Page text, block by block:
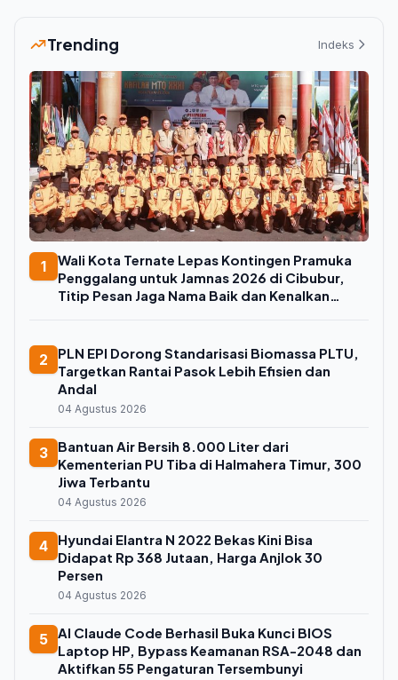
Trending Indeks
1
Wali Kota Ternate Lepas Kontingen Pramuka
Penggalang untuk Jamnas 2026 di Cibubur,
Titip Pesan Jaga Nama Baik dan Kenalkan
2
PLN EPI Dorong Standarisasi Biomassa PLTU,
Targetkan Rantai Pasok Lebih Efisien dan
Andal
04 Agustus 2026
3
Bantuan Air Bersih 8.000 Liter dari
Kementerian PU Tiba di Halmahera Timur, 300
Jiwa Terbantu
04 Agustus 2026
4
Hyundai Elantra N 2022 Bekas Kini Bisa
Didapat Rp 368 Jutaan, Harga Anjlok 30
Persen
04 Agustus 2026
5 AI Claude Code Berhasil Buka Kunci BIOS
Laptop HP, Bypass Keamanan RSA-2048 dan
Aktifkan 55 Pengaturan Tersembunyi